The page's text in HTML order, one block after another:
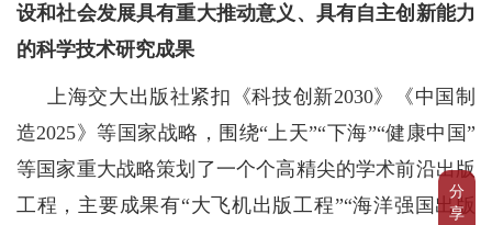
分
享
设和社会发展具有重大推动意义、具有自主创新能力
的科学技术研究成果
上海交大出版社紧扣《科技创新2030》《中国制
造2025》等国家战略，围绕“上天”“下海”“健康中国”
等国家重大战略策划了一个个高精尖的学术前沿出版
工程，主要成果有“大飞机出版工程”“海洋强国出版